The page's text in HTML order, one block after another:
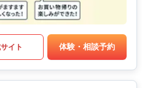
イト 体験・相談予約